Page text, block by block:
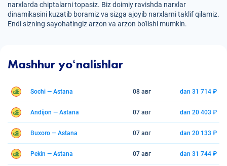
narxlarda chiptalarni topasiz. Biz doimiy ravishda narxlar
dinamikasini kuzatib boramiz va sizga ajoyib narxlarni taklif qilamiz.
Endi sizning sayohatingiz arzon va arzon bo'lishi mumkin.
Mashhur yoʻnalishlar
Sochi — Astana 08 авг dan 31 714 ₽
Andijon — Astana 07 авг dan 20 403 ₽
Buxoro — Astana 07 авг dan 20 133 ₽
Pekin — Astana 07 авг dan 31 744 ₽